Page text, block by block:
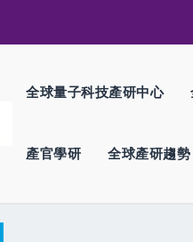
全球量子科技產研中心
產官學研 全球產研趨勢